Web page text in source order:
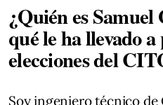
¿Quién es
qué le ha llevado
elecciones del
Soy ingeniero técnico de